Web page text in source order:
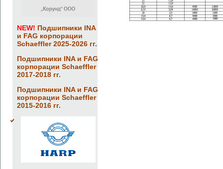
NEW! Подшипники INA
и FAG корпорации
Schaeffler 2025-2026 гг.
Подшипники INA и FAG
корпорации Schaeffler
2017-2018 гг.
Подшипники INA и FAG
корпорации Schaeffler
2015-2016 гг.